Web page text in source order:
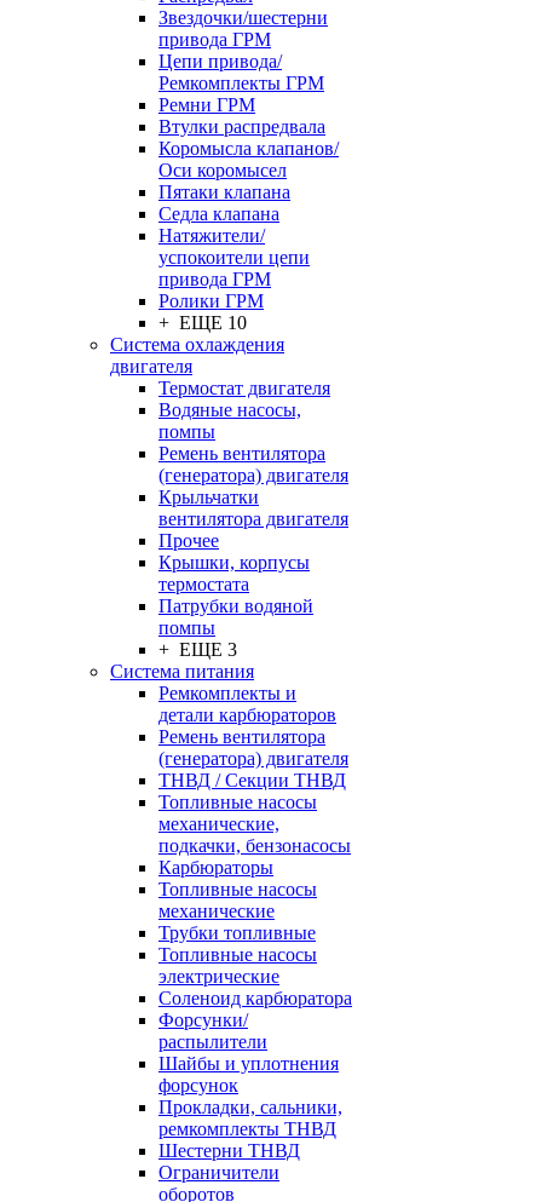
Звездочки/шестерни
привода ГРМ
Цепи привода/
Ремкомплекты ГРМ
Ремни ГРМ
Втулки распредвала
Коромысла клапанов/
Оси коромысел
Пятаки клапана
Седла клапана
Натяжители/
успокоители цепи
привода ГРМ
Ролики ГРМ
+ ЕЩЕ 10
Система охлаждения
двигателя
Термостат двигателя
Водяные насосы,
помпы
Ремень вентилятора
(генератора) двигателя
Крыльчатки
вентилятора двигателя
Прочее
Крышки, корпусы
термостата
Патрубки водяной
помпы
+ ЕЩЕ 3
Система питания
Ремкомплекты и
детали карбюраторов
Ремень вентилятора
(генератора) двигателя
ТНВД / Секции ТНВД
Топливные насосы
механические,
подкачки, бензонасосы
Карбюраторы
Топливные насосы
механические
Трубки топливные
Топливные насосы
электрические
Соленоид карбюратора
Форсунки/
распылители
Шайбы и уплотнения
форсунок
Прокладки, сальники,
ремкомплекты ТНВД
Шестерни ТНВД
Ограничители
оборотов